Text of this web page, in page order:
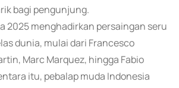
bagi pengunjung.
2025 menghadirkan persaingan seru
dunia, mulai dari Francesco
Marc Marquez, hingga Fabio
itu, pebalap muda Indonesia